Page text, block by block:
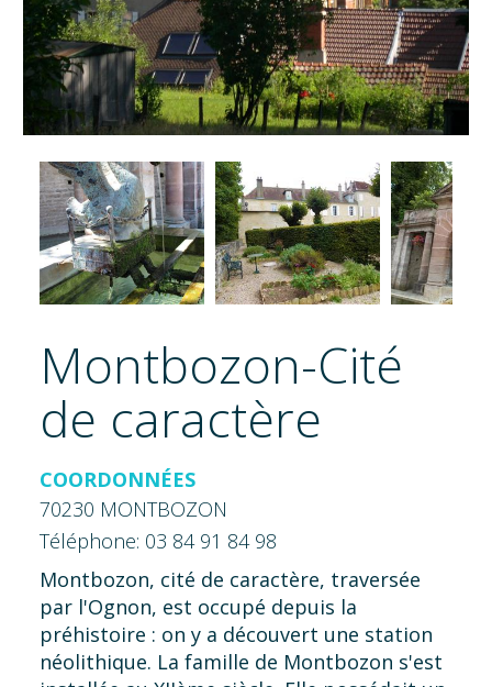
Montbozon-Cité
de caractère
COORDONNÉES
70230 MONTBOZON
Téléphone: 03 84 91 84 98
Montbozon, cité de caractère, traversée
par l'Ognon, est occupé depuis la
préhistoire : on y a découvert une station
néolithique. La famille de Montbozon s'est